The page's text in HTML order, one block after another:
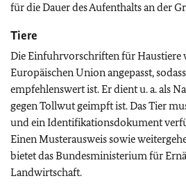
für die Dauer des Aufenthalts an der
Tiere
Die Einfuhrvorschriften für Haustiere
Europäischen Union angepasst,
empfehlenswert ist. Er dient u. a. als
gegen Tollwut geimpft ist. Das Tier
und ein Identifikationsdokument
Einen Musterausweis sowie
bietet das Bundesministerium für
Landwirtschaft.